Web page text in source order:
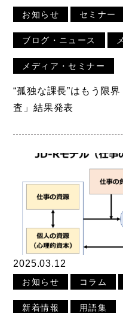
お知らせ セミナー
ブログ・ニュース
メディア・セミナー
“孤独な課長”はもう限
査」結果発表
2025.03.12
お知らせ コラム
新着情報 用語集